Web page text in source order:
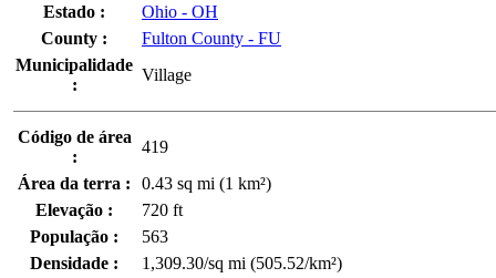
Estado :
Ohio - OH
County :
Fulton County - FU
Municipalidade
:
Village
Código de área
:
419
Área da terra :
0.43 sq mi (1 km²)
Elevação :
720 ft
População :
563
Densidade :
1,309.30/sq mi (505.52/km²)